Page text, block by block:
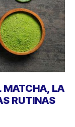
MATCHA, LA
RUTINAS